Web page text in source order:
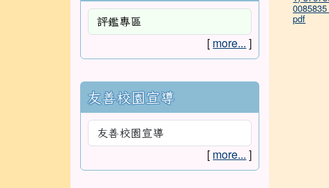
pdf
[ more... ]
友善校園宣導
[ more... ]